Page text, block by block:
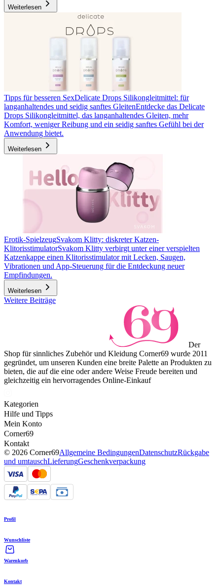
Weiterlesen
Tipps für besseren SexDelicate Drops Silikongleitmittel: für
langanhaltendes und seidig sanftes GleitenEntdecke das Delicate
Drops Silikongleitmittel, das langanhaltendes Gleiten, mehr
Komfort, weniger Reibung und ein seidig sanftes Gefühl bei der
Anwendung bietet.
Weiterlesen
Erotik-SpielzeugSvakom Klitty: diskreter Katzen-
KlitorisstimulatorSvakom Klitty verbirgt unter einer verspielten
Katzenkappe einen Klitorisstimulator mit Lecken, Saugen,
Vibrationen und App-Steuerung für die Entdeckung neuer
Empfindungen.
Weiterlesen
Weitere Beiträge
Der
Shop für sinnliches Zubehör und Kleidung Corner69 wurde 2011
gegründet, um unseren Kunden eine breite Palette an Produkten zu
bieten, die auf die eine oder andere Weise Freude bereiten und
gleichzeitig ein hervorragendes Online-Einkauf
Kategorien
Hilfe und Tipps
Mein Konto
Corner69
Kontakt
© 2026 Corner69Allgemeine BedingungenDatenschutzRückgabe
und umtauschLieferungGeschenkverpackung
Profil
Wunschliste
Warenkorb
Kontakt